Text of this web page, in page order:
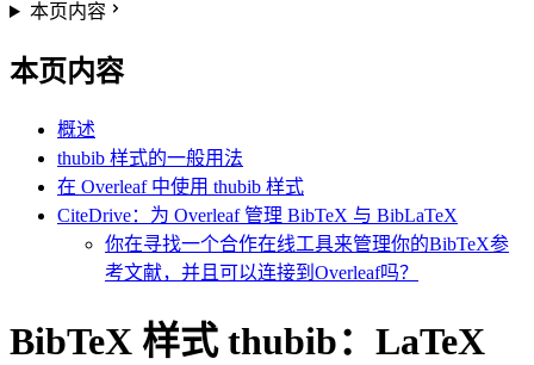
本页内容
本页内容
概述
thubib 样式的一般用法
在 Overleaf 中使用 thubib 样式
CiteDrive：为 Overleaf 管理 BibTeX 与 BibLaTeX
你在寻找一个合作在线工具来管理你的BibTeX参
考文献，并且可以连接到Overleaf吗？
BibTeX 样式 thubib：LaTeX